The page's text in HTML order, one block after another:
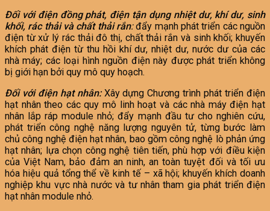
Đối với điện đồng phát, điện tận dụng nhiệt dư, khí dư, sinh
khối, rác thải và chất thải rắn:đẩy mạnh phát triển các nguồn
điện từ xử lý rác thải đô thị, chất thải rắn và sinh khối; khuyến
khích phát điện từ thu hồi khí dư, nhiệt dư, nước dư của các
nhà máy; các loại hình nguồn điện này được phát triển không
bị giới hạn bởi quy mô quy hoạch.
Đối với điện hạt nhân:Xây dựng Chương trình phát triển điện
hạt nhân theo các quy mô linh hoạt và các nhà máy điện hạt
nhân lắp ráp module nhỏ; đẩy mạnh đầu tư cho nghiên cứu,
phát triển công nghệ năng lượng nguyên tử, từng bước làm
chủ công nghệ điện hạt nhân, bao gồm công nghệ lò phản ứng
hạt nhân; lựa chọn công nghệ tiên tiến, phù hợp với điều kiện
của Việt Nam, bảo đảm an ninh, an toàn tuyệt đối và tối ưu
hóa hiệu quả tổng thể về kinh tế – xã hội; khuyến khích doanh
nghiệp khu vực nhà nước và tư nhân tham gia phát triển điện
hạt nhân module nhỏ.